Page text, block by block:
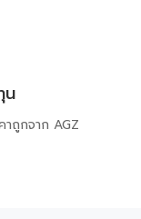
น
ถูกจาก​ AGZ